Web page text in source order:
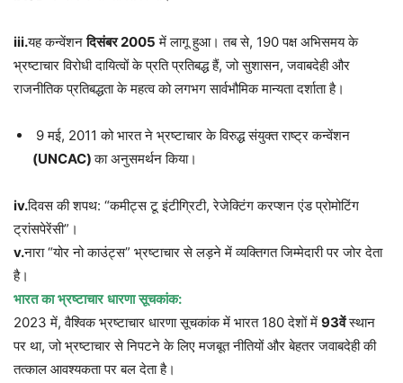
iii.यह कन्वेंशनदिसंबर2005 में लागू हुआ। तब से, 190 पक्ष अभिसमय के
भ्रष्टाचार विरोधी दायित्वों के प्रति प्रतिबद्ध हैं, जो सुशासन, जवाबदेही और
राजनीतिक प्रतिबद्धता के महत्व को लगभग सार्वभौमिक मान्यता दर्शाता है।
9 मई, 2011 को भारत ने भ्रष्टाचार के विरुद्ध संयुक्त राष्ट्र कन्वेंशन
(UNCAC)का अनुसमर्थन किया।
iv.दिवस की शपथ: “कमीट्स टू इंटीग्रिटी, रेजेक्टिंग करप्शन एंड प्रोमोटिंग
ट्रांसपेरेंसी”।
v.नारा “योर नो काउंट्स” भ्रष्टाचार से लड़ने में व्यक्तिगत जिम्मेदारी पर जोर देता
है।
भारत का भ्रष्टाचार धारणा सूचकांक:
2023 में, वैश्विक भ्रष्टाचार धारणा सूचकांक में भारत 180 देशों में 93वेंस्थान
पर था, जो भ्रष्टाचार से निपटने के लिए मजबूत नीतियों और बेहतर जवाबदेही की
तत्काल आवश्यकता पर बल देता है।